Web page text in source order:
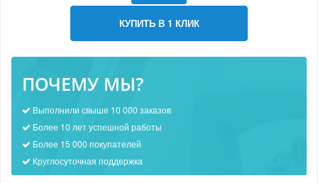
КУПИТЬ В 1 КЛИК
ПОЧЕМУ МЫ?
Выполнили свыше 10 000 заказов
Более 10 лет успешной работы
Более 15 000 покупателей
Круглосуточная поддержка